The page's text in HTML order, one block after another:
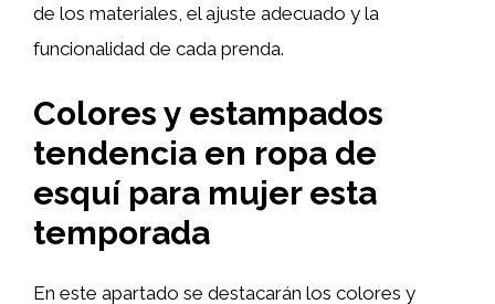
de los materiales, el ajuste adecuado y la
funcionalidad de cada prenda.
Colores y estampados
tendencia en ropa de
esquí para mujer esta
temporada
En este apartado se destacarán los colores y